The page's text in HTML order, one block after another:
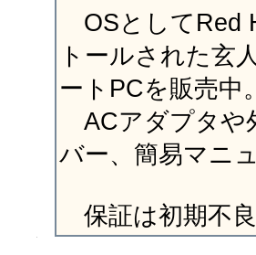
OSとしてRed
トールされた玄
ートPCを販売中。
ACアダプタや
バー、簡易マニ
保証は初期不